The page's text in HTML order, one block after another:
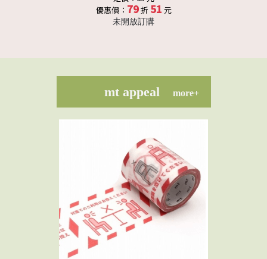
優惠價： 79折 51 元
未開放訂購
mt appeal more+